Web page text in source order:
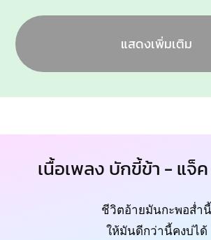
แสดงเพิ่มเติม
เนื้อเพลง บักขี้ข้า - แจ็
ชีวิตอ้ายมันกะพอส่ำนี้
ให้มันดีกว่านี้คงบ่ได้